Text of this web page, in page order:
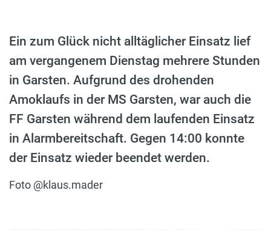
Ein zum Glück nicht alltäglicher Einsatz lief
am vergangenem Dienstag mehrere Stunden
in Garsten. Aufgrund des drohenden
Amoklaufs in der MS Garsten, war auch die
FF Garsten während dem laufenden Einsatz
in Alarmbereitschaft. Gegen 14:00 konnte
der Einsatz wieder beendet werden.
Foto @klaus.mader